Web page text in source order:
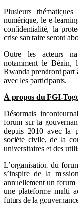
Plusieurs
numérique, le e-
confidentialité, la
crise sanitaire seront
Outre les acteurs
notamment le Bénin,
Rwanda prendront part
avec les participants.
À propos du FGI-
Désormais
forum sur la
depuis 2010 avec la
société civile, de la
universitaires et des
L’organisation du
s’inspire de la
annuellement un forum
une plateforme multi
futurs de la